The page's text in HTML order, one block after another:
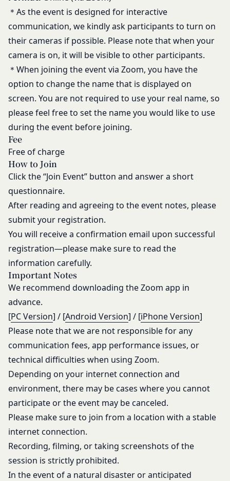
＊ As the event is designed for interactive
communication, we kindly ask participants to turn on
their cameras if possible. Please note that when your
camera is on, it will be visible to other participants.
＊When joining the event via Zoom, you have the
option to change the name that is displayed on
screen. You are not required to use your real name, so
please feel free to set the name you would like to use
during the event before joining.
Fee
Free of charge
How to Join
Click the “Join Event” button and answer a short
questionnaire.
After reading and agreeing to the event notes, please
submit your registration.
You will receive a confirmation email upon successful
registration—please make sure to read the
information carefully.
Important Notes
We recommend downloading the Zoom app in
advance.
[PC Version] / [Android Version] / [iPhone Version]
Please note that we are not responsible for any
communication fees, app performance issues, or
technical difficulties when using Zoom.
Depending on your internet connection and
environment, there may be cases where you cannot
participate or the event may be canceled.
Please make sure to join from a location with a stable
internet connection.
Recording, filming, or taking screenshots of the
session is strictly prohibited.
In the event of a natural disaster or anticipated
当社は、以下の場合には、何らの責任を負いませ
ん。
お客様ご本人が本サービスの機能又は別の手段を用
いて第三者に利用者情報を明らかにした場合
お客様が自ら本サービス上に入力した情報等によ
り、個人を識別し得る状態に至った場合
改善
当社は、利用者情報の取扱いに関する運用状況を適
宜見直し、継続的な改善に努めるものとし、必要に
応じて、本ポリシーをお客様の事前の了承を得るこ
となく変更することがあります。変更後の本ポリシ
社ウェブサイトでの公示後、すぐに効力が発生する
ものとします。但し、法令上お客様の同意が必要と
なるような内容の変更を行うときは、当社が定める
方法により、お客様の同意を取得するものとしま
す。
その他の注意事項
当社が提供するサービスは、当社が管理するサービ
ス以外のサービスへのリンクを含む場合があり、こ
れら外部サービスにおける内容や利用者情報の保護
については、当社は一切責任を負いません。
発効日：2021年9月1日
該会員に帰属するものとします。
第7条（会員の退会）
会員は、当社所定の退会手続の完了により、会員登
録を抹消することができます。
第8条（禁止事項）
会員は、本サービスの利用に際して、以下の各号の
いずれかに該当する行為または該当するおそれのあ
る行為を行ってはならないものとします。
本規約および法令に違反する行為、犯罪に結び
つく行為または公序良俗に反する行為
会員登録または登録内容の変更の際に虚偽の会
本サービスの運営を妨害するおそれのある行為
または本サービスに支障を生じさせるおそれの
ある行為
当社または第三者の財産権、プライバシー権、
著作権等の知的財産権、その他の権利または利
益を侵害する行為
当社または第三者を誹謗、中傷する行為
当社もしくは第三者に対して、迷惑、不利益ま
たは損害を与える行為
お客様IDおよびパスワードを不正に使用する行
為
同業者の再販など、営利目的で商品等を購入す
る行為
その他、当社が不適切と判断する行為
会員の行為が本規約に違反すると当社が判断した場
合、当社は、通知または催告をすることなく、当該
会員の登録の抹消、当社が提供する一切のサービス
の利用禁止、停止、本サービス上に公開した提供物
（本規約第10条3項で定義します。）の削除その他
の必要な措置を講じることができるものとします。
当社が前項に定める措置を講じた場合において、当
社は、会員に対し、当該措置を講じた理由を開示す
る義務及び当該措置により会員に生じた損害を賠償
する義務並びにその他一切の義務を負わないものと
します。
第9条（当社が提供するコンテンツに関する知的財